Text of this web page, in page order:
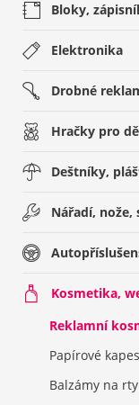
Bloky,
Elektronika
Drobné
Hračky pro
Deštníky,
Nářadí, nože,
Kosmetika,
Reklamní
Papírové
Balzámy na rty